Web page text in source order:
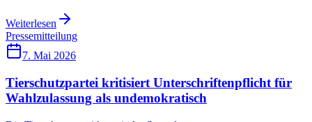
Weiterlesen
Pressemitteilung
7. Mai 2026
Tierschutzpartei kritisiert Unterschriftenpflicht für
Wahlzulassung als undemokratisch